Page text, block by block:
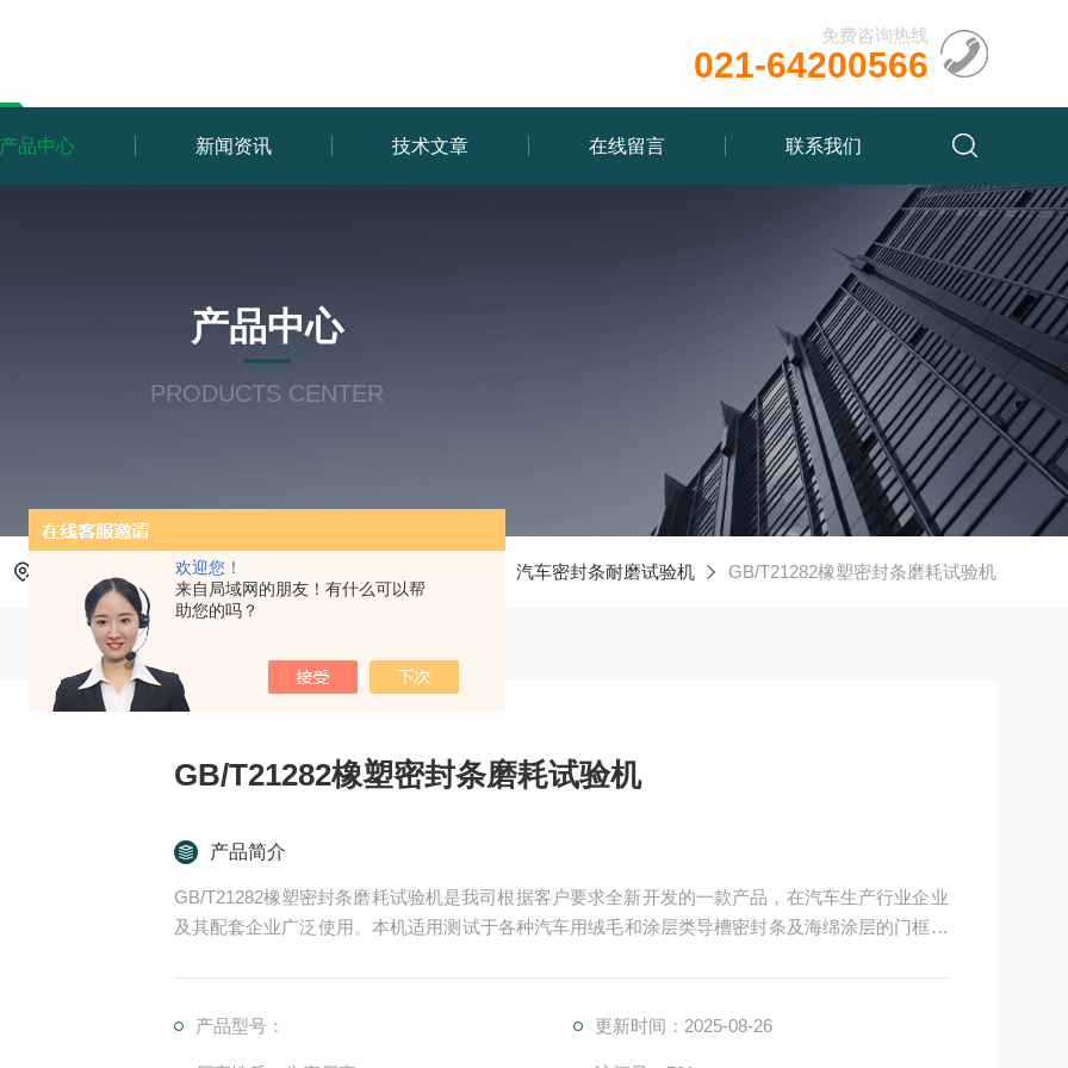
欢迎您！
来自局域网的朋友！有什么可以帮
助您的吗？
免费咨询热线
021-64200566
产品中心 新闻资讯 技术文章 在线留言 联系我们
产品中心
PRODUCTS CENTER
产品中心 汽车密封条耐磨试验机 GB/T21282橡塑密封条磨耗试验机
GB/T21282橡塑密封条磨耗试验机
产品简介
GB/T21282橡塑密封条磨耗试验机是我司根据客户要求全新开发的一款产品，在汽车生产行业企业
及其配套企业广泛使用。本机适用测试于各种汽车用绒毛和涂层类导槽密封条及海绵涂层的门框密
产品型号： 更新时间：2025-08-26